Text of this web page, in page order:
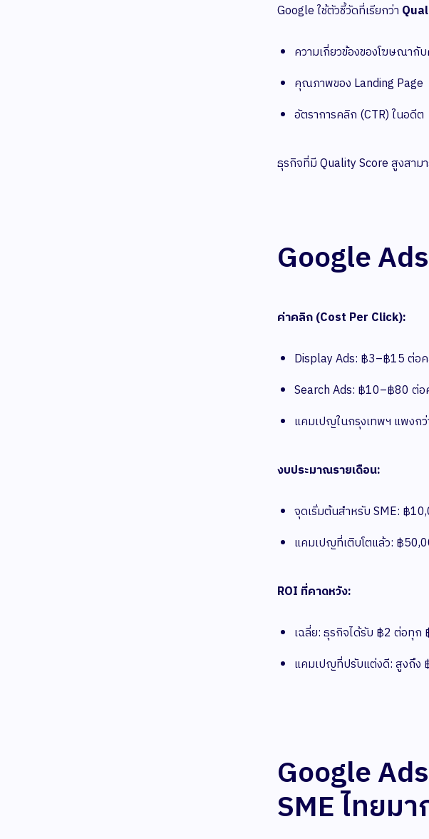
Google ใช้ตัวชี้วัดที่เรียกว่า
ความเกี่ยวข้องของโฆษณากั
คุณภาพของ Landing Page
อัตราการคลิก (CTR) ในอดีต
ธุรกิจที่มี Quality Score สูงสาม
Google
ค่าคลิก (Cost Per Click):
Display Ads: ฿3–฿15 ต่อ
Search Ads: ฿10–฿80 ต่อ
แคมเปญในกรุงเทพฯ แพงก
งบประมาณรายเดือน:
จุดเริ่มต้นสำหรับ SME: ฿
แคมเปญที่เติบโตแล้ว: ฿
ROI ที่คาดหวัง:
เฉลี่ย: ธุรกิจได้รับ ฿2 ต่อทุ
แคมเปญที่ปรับแต่งดี: สูงถึง
Google
SME ไทยม